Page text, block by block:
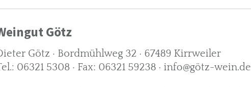
Götz
Götz · Bordmühlweg 32 · 67489 Kirrweiler
06321 5308 · Fax: 06321 59238 · info@götz-wein.de